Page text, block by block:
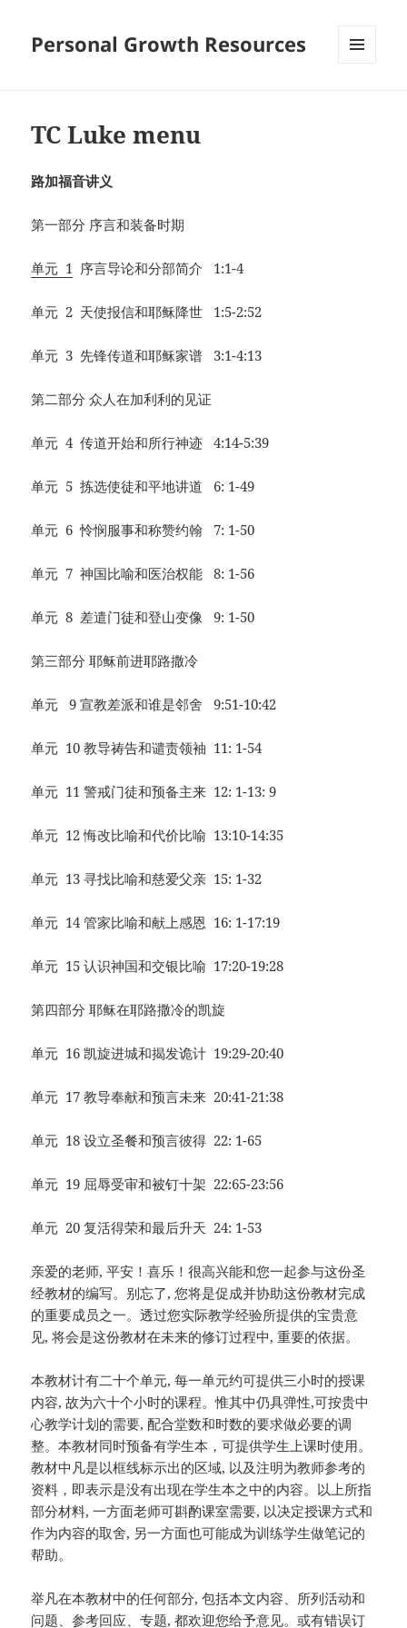
Personal Growth Resources
TC Luke menu
路加福音讲义
第一部分 序言和装备时期
单元 1 序言导论和分部简介 1:1-4
单元 2 天使报信和耶稣降世 1:5-2:52
单元 3 先锋传道和耶稣家谱 3:1-4:13
第二部分 众人在加利利的见证
单元 4 传道开始和所行神迹 4:14-5:39
单元 5 拣选使徒和平地讲道 6: 1-49
单元 6 怜悯服事和称赞约翰 7: 1-50
单元 7 神国比喻和医治权能 8: 1-56
单元 8 差遣门徒和登山变像 9: 1-50
第三部分 耶稣前进耶路撒冷
单元 9 宣教差派和谁是邻舍 9:51-10:42
单元 10 教导祷告和谴责领袖 11: 1-54
单元 11 警戒门徒和预备主来 12: 1-13: 9
单元 12 悔改比喻和代价比喻 13:10-14:35
单元 13 寻找比喻和慈爱父亲 15: 1-32
单元 14 管家比喻和献上感恩 16: 1-17:19
单元 15 认识神国和交银比喻 17:20-19:28
第四部分 耶稣在耶路撒冷的凯旋
单元 16 凯旋进城和揭发诡计 19:29-20:40
单元 17 教导奉献和预言未来 20:41-21:38
单元 18 设立圣餐和预言彼得 22: 1-65
单元 19 屈辱受审和被钉十架 22:65-23:56
单元 20 复活得荣和最后升天 24: 1-53
亲爱的老师, 平安！喜乐！很高兴能和您一起参与这份圣
经教材的编写。别忘了, 您将是促成并协助这份教材完成
的重要成员之一。透过您实际教学经验所提供的宝贵意
见, 将会是这份教材在未来的修订过程中, 重要的依据。
本教材计有二十个单元, 每一单元约可提供三小时的授课
内容, 故为六十个小时的课程。惟其中仍具弹性,可按贵中
心教学计划的需要, 配合堂数和时数的要求做必要的调
整。本教材同时预备有学生本，可提供学生上课时使用。
教材中凡是以框线标示出的区域, 以及注明为教师参考的
资料，即表示是没有出现在学生本之中的内容。以上所指
部分材料, 一方面老师可斟酌课室需要, 以决定授课方式和
作为内容的取舍, 另一方面也可能成为训练学生做笔记的
帮助。
举凡在本教材中的任何部分, 包括本文内容、所列活动和
问题、参考回应、专题, 都欢迎您给予意见。或有错误订